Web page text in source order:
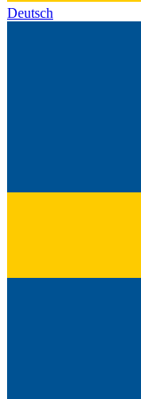
Deutsch